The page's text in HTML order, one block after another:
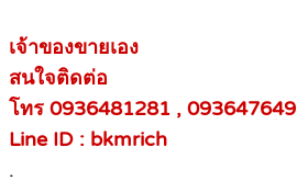
เจ้าของขายเอง
สนใจติดต่อ
โทร 0936481281 ,
Line ID : bkmrich
.